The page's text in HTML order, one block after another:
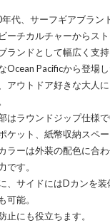
代、サーフギアブラン
ーチカルチャーからス
ランドとして幅広く支持
Ocean Pacificから登場
アウトドア好きな大人
はラウンドジップ仕様
ケット、紙幣収納スペ
ラーは外装の配色に合
です。
、サイドにはDカンを
可能。
止にも役立ちます。